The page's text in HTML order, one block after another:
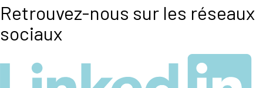
Retrouvez-nous sur les réseaux
sociaux